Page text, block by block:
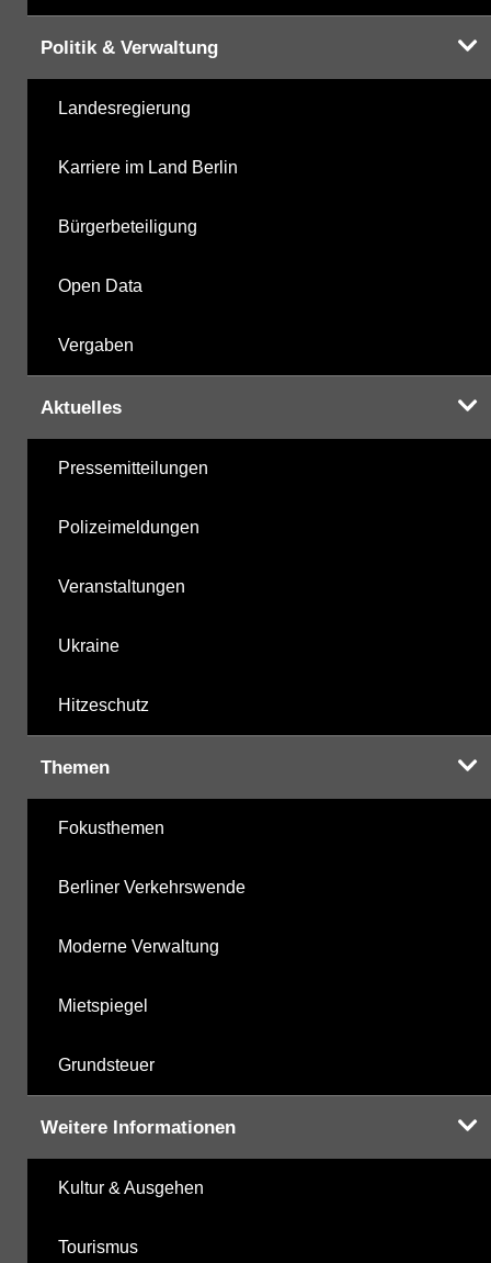
Politik & Verwaltung
Landesregierung
Karriere im Land Berlin
Bürgerbeteiligung
Open Data
Vergaben
Aktuelles
Pressemitteilungen
Polizeimeldungen
Veranstaltungen
Ukraine
Hitzeschutz
Themen
Fokusthemen
Berliner Verkehrswende
Moderne Verwaltung
Mietspiegel
Grundsteuer
Weitere Informationen
Kultur & Ausgehen
Tourismus